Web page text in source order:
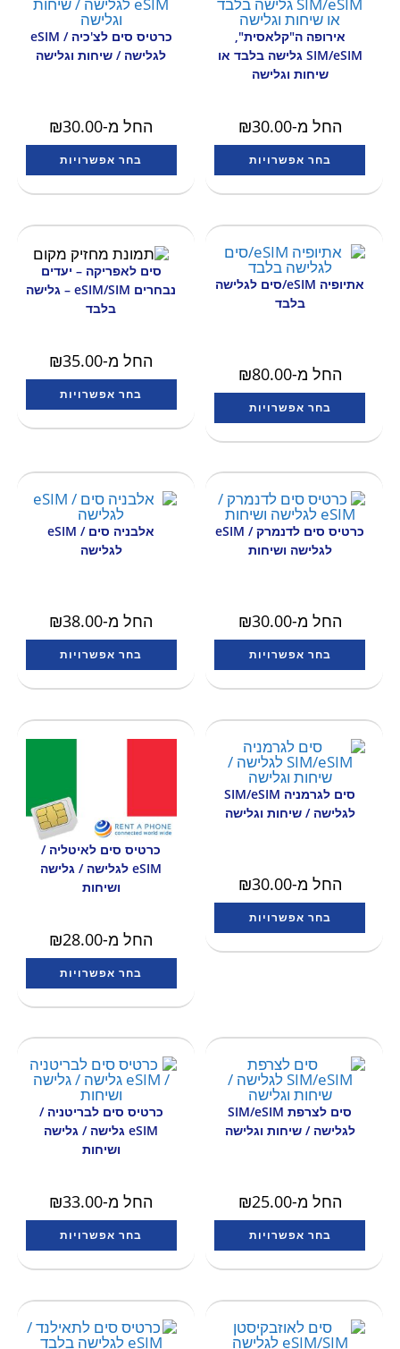
אירופה ה"קלאסית",
SIM/eSIM גלישה בלבד או
שיחות וגלישה
החל מ- ₪30.00
בחר אפשרויות
כרטיס סים לצ'כיה / eSIM
לגלישה / שיחות וגלישה
החל מ- ₪30.00
בחר אפשרויות
אתיופיה eSIM/סים לגלישה
בלבד
החל מ- ₪80.00
בחר אפשרויות
סים לאפריקה – יעדים
נבחרים eSIM/SIM – גלישה
בלבד
החל מ- ₪35.00
בחר אפשרויות
כרטיס סים לדנמרק / eSIM
לגלישה ושיחות
החל מ- ₪30.00
בחר אפשרויות
אלבניה סים / eSIM
לגלישה
החל מ- ₪38.00
בחר אפשרויות
סים לגרמניה SIM/eSIM
לגלישה / שיחות וגלישה
החל מ- ₪30.00
בחר אפשרויות
כרטיס סים לאיטליה /
eSIM לגלישה / גלישה
ושיחות
החל מ- ₪28.00
בחר אפשרויות
סים לצרפת SIM/eSIM
לגלישה / שיחות וגלישה
החל מ- ₪25.00
בחר אפשרויות
כרטיס סים לבריטניה /
eSIM גלישה / גלישה
ושיחות
החל מ- ₪33.00
בחר אפשרויות